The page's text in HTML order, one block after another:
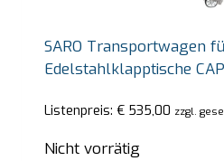
SARO Transportwagen
Edelstahlklapptische
Listenpreis: €535,00 zzgl.
Nicht vorrätig